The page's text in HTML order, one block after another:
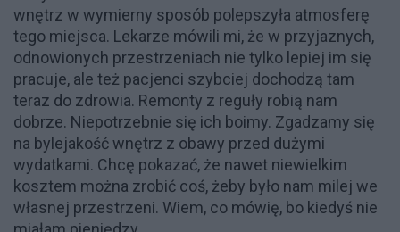
wnętrz w wymierny sposób polepszyła atmosferę
tego miejsca. Lekarze mówili mi, że w przyjaznych,
odnowionych przestrzeniach nie tylko lepiej im się
pracuje, ale też pacjenci szybciej dochodzą tam
teraz do zdrowia. Remonty z reguły robią nam
dobrze. Niepotrzebnie się ich boimy. Zgadzamy się
na bylejakość wnętrz z obawy przed dużymi
wydatkami. Chcę pokazać, że nawet niewielkim
kosztem można zrobić coś, żeby było nam milej we
własnej przestrzeni. Wiem, co mówię, bo kiedyś nie